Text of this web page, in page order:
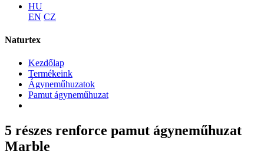
HU
EN CZ
Naturtex
Kezdőlap
Termékeink
Ágyneműhuzatok
Pamut ágyneműhuzat
5 részes renforce pamut ágyneműhuzat
Marble